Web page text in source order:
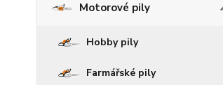
Motorové pily
Hobby pily
Farmářské pily